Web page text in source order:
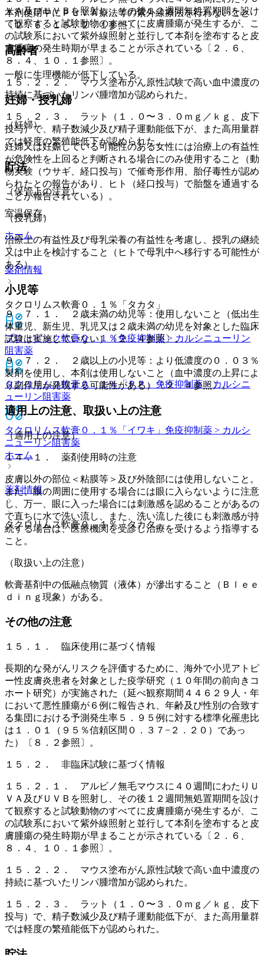
ＶＡ及びＵＶＢを照射し、その後１２週間無処置期間を設け
て観察すると試験動物のすべてに皮膚腫瘍が発生するが、こ
の試験系において紫外線照射と並行して本剤を塗布すると皮
膚腫瘍の発生時期が早まることが示されている〔２．６、
８．４、１０．１参照〕。
１５．２．２． マウス塗布がん原性試験で高い血中濃度の
持続に基づいたリンパ腫増加が認められた。
１５．２．３． ラット（１．０〜３．０ｍｇ／ｋｇ、皮下
投与）で、精子数減少及び精子運動能低下が、また高用量群
では軽度の繁殖能低下が認められた。
貯法
（保管上の注意）
室温保存。
ホーム
薬剤情報
タクロリムス軟膏０．１％「タカタ」
プロトピック軟膏０．１％免疫抑制薬 > カルシニューリン
阻害薬
タクロリムス軟膏０．１％「ＰＰ」 免疫抑制薬 > カルシニ
ューリン阻害薬
タクロリムス軟膏０．１％「イワキ」 免疫抑制薬 > カルシ
ニューリン阻害薬
ホーム
薬剤情報
タクロリムス軟膏０．１％「タカタ」
本剤使用中にＰＵＶＡ療法等の紫外線療法を行わないこと
〔２．６、１５．２．１参照〕。
高齢者
一般に生理機能が低下している。
妊婦・授乳婦
（妊婦）
妊婦又は妊娠している可能性のある女性には治療上の有益性
が危険性を上回ると判断される場合にのみ使用すること（動
物実験（ウサギ、経口投与）で催奇形作用、胎仔毒性が認め
られたとの報告があり、ヒト（経口投与）で胎盤を通過する
ことが報告されている）。
（授乳婦）
治療上の有益性及び母乳栄養の有益性を考慮し、授乳の継続
又は中止を検討すること（ヒトで母乳中へ移行する可能性が
ある）。
小児等
９．７．１． ２歳未満の幼児等：使用しないこと（低出生
体重児、新生児、乳児又は２歳未満の幼児を対象とした臨床
試験は実施していない）〔２．４参照〕。
９．７．２． ２歳以上の小児等：より低濃度の０．０３％
製剤を使用し、本剤は使用しないこと（血中濃度の上昇によ
り副作用が発現する可能性がある）〔２．４参照〕。
適用上の注意、取扱い上の注意
（適用上の注意）
１４．１． 薬剤使用時の注意
皮膚以外の部位＜粘膜等＞及び外陰部には使用しないこと。
また、眼の周囲に使用する場合には眼に入らないように注意
し、万一、眼に入った場合には刺激感を認めることがあるの
で直ちに水で洗い流し、また、洗い流した後にも刺激感が持
続する場合は、医療機関を受診し治療を受けるよう指導する
こと。
（取扱い上の注意）
軟膏基剤中の低融点物質（液体）が滲出すること（Ｂｌｅｅ
ｄｉｎｇ現象）がある。
その他の注意
１５．１． 臨床使用に基づく情報
長期的な発がんリスクを評価するために、海外で小児アトピ
ー性皮膚炎患者を対象とした疫学研究（１０年間の前向きコ
ホート研究）が実施された（延べ観察期間４４６２９人・年
において悪性腫瘍が６例に報告され、年齢及び性別の合致す
る集団における予測発生率５．９５例に対する標準化罹患比
は１．０１（９５％信頼区間０．３７−２．２０）であっ
た）〔８．２参照〕。
１５．２． 非臨床試験に基づく情報
１５．２．１． アルビノ無毛マウスに４０週間にわたりＵ
ＶＡ及びＵＶＢを照射し、その後１２週間無処置期間を設け
て観察すると試験動物のすべてに皮膚腫瘍が発生するが、こ
の試験系において紫外線照射と並行して本剤を塗布すると皮
膚腫瘍の発生時期が早まることが示されている〔２．６、
８．４、１０．１参照〕。
１５．２．２． マウス塗布がん原性試験で高い血中濃度の
持続に基づいたリンパ腫増加が認められた。
１５．２．３． ラット（１．０〜３．０ｍｇ／ｋｇ、皮下
投与）で、精子数減少及び精子運動能低下が、また高用量群
では軽度の繁殖能低下が認められた。